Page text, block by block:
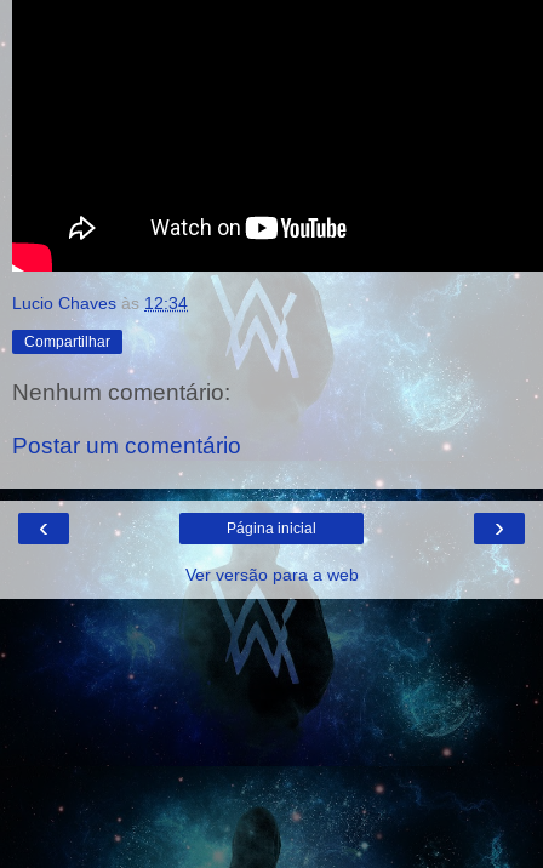
Lucio Chaves às 12:34
Compartilhar
Nenhum comentário:
Postar um comentário
‹ ›
Página inicial
Ver versão para a web